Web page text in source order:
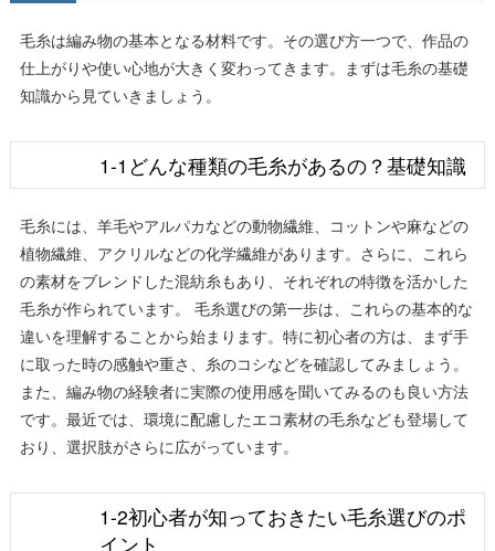
毛糸は編み物の基本となる材料です。その選び方一つで、作品の
仕上がりや使い心地が大きく変わってきます。まずは毛糸の基礎
知識から見ていきましょう。
1-1どんな種類の毛糸があるの？基礎知識
毛糸には、羊毛やアルパカなどの動物繊維、コットンや麻などの
植物繊維、アクリルなどの化学繊維があります。さらに、これら
の素材をブレンドした混紡糸もあり、それぞれの特徴を活かした
毛糸が作られています。 毛糸選びの第一歩は、これらの基本的な
違いを理解することから始まります。特に初心者の方は、まず手
に取った時の感触や重さ、糸のコシなどを確認してみましょう。
また、編み物の経験者に実際の使用感を聞いてみるのも良い方法
です。最近では、環境に配慮したエコ素材の毛糸なども登場して
おり、選択肢がさらに広がっています。
1-2初心者が知っておきたい毛糸選びのポ
イント